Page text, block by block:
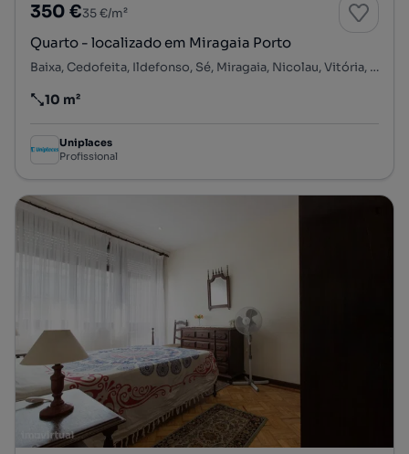
350 €35 €/m²
Quarto - localizado em Miragaia Porto
Baixa, Cedofeita, Ildefonso, Sé, Miragaia, Nicolau, Vitória, Porto, Porto
Preço por metro quadrado
10 m²
Uniplaces
Profissional